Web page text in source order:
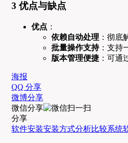
3 优点与缺点
优点 ：
依赖自动处理 ：彻底
批量操作支持：支持
版本管理便捷 ：可通
海报
QQ 分享
微博分享
微信分享
分享
软件安装安装方式分析比较系统